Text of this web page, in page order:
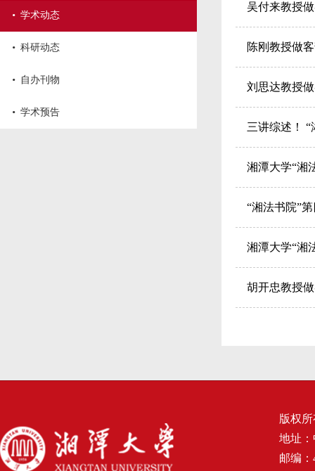
· 学术动态
· 科研动态
· 自办刊物
· 学术预告
吴付来教授
陈刚教授做
刘思达教授
三讲综述！
湘潭大学“湘
“湘法书院”
湘潭大学“湘
胡开忠教授
版权
地址
邮编：